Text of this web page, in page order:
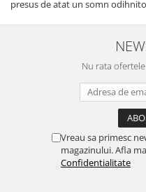
presus de atat un somn
Nu rata
Vreau sa primesc
magazinului. Afla
Confidentialitate